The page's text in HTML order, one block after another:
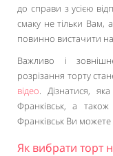
до справи з усією
смаку не тільки Вам,
повинно вистачити на
Важливо і
розрізання торту
відео. Дізнатися,
Франківськ, а також
Франківськ Ви
Як вибрати торт